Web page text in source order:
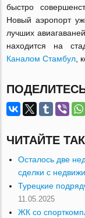
быстро
Новый аэропорт
лучших
находится на
Каналом Стамбул ,
ЧИТАЙТЕ
Осталось две
сделки с
Турецкие
11.05.2025
ЖК со